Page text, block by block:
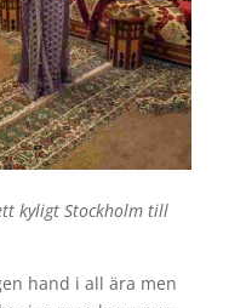
kyligt Stockholm till
hand i all ära men